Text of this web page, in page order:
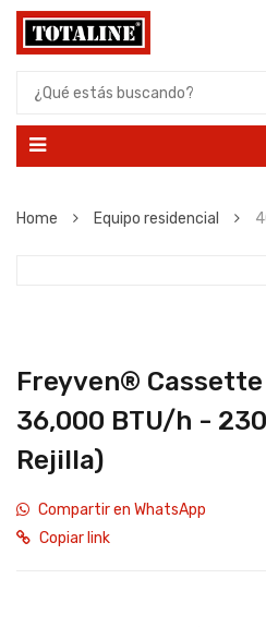
Home Equipo residencial
Freyven®
36,000 BTU/h -
Rejilla)
Compartir en WhatsApp
Copiar link